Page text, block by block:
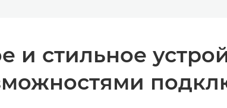
и стильное